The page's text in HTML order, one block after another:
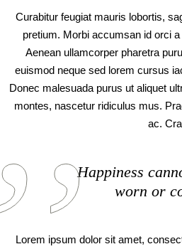
Curabitur feugiat mauris lobortis,
pretium. Morbi accumsan id orci
Aenean ullamcorper pharetra
euismod neque sed lorem cursus
Donec malesuada purus ut aliquet
montes, nascetur ridiculus mus.
ac.
Happiness
worn or
Lorem ipsum dolor sit amet,